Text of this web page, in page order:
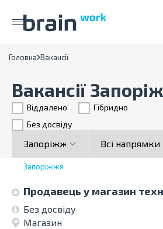
Головна Вакансії
Вакансії
Віддалено
Гiбридно
Без досвіду
Запоріжжя
Продавець у магазин
Без досвіду
Магазин